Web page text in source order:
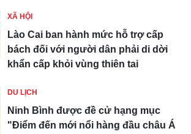
XÃ HỘI
Lào Cai ban hành mức hỗ trợ cấp
bách đối với người dân phải di dời
khẩn cấp khỏi vùng thiên tai
DU LỊCH
Ninh Bình được đề cử hạng mục
"Điểm đến mới nổi hàng đầu châu Á